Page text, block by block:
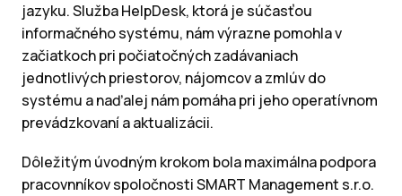
jazyku. Služba HelpDesk, ktorá je súčasťou
informačného systému, nám výrazne pomohla v
začiatkoch pri počiatočných zadávaniach
jednotlivých priestorov, nájomcov a zmlúv do
systému a naďalej nám pomáha pri jeho operatívnom
prevádzkovaní a aktualizácii.
Dôležitým úvodným krokom bola maximálna podpora
pracovnníkov spoločnosti SMART Management s.r.o.